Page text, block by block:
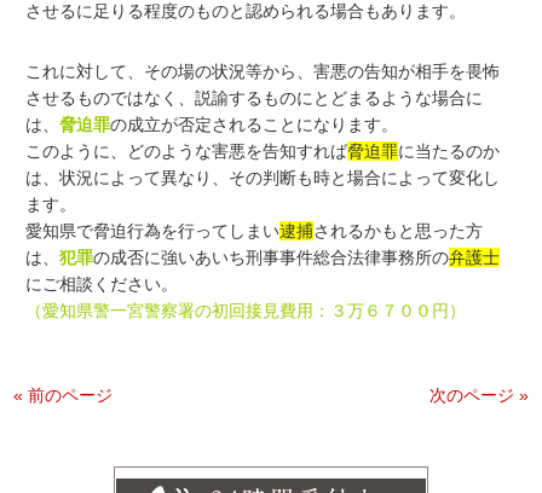
させるに足りる程度のものと認められる場合もあります。
これに対して、その場の状況等から、害悪の告知が相手を畏怖
させるものではなく、説諭するものにとどまるような場合に
は、脅迫罪の成立が否定されることになります。
このように、どのような害悪を告知すれば脅迫罪に当たるのか
は、状況によって異なり、その判断も時と場合によって変化し
ます。
愛知県で脅迫行為を行ってしまい逮捕されるかもと思った方
は、犯罪の成否に強いあいち刑事事件総合法律事務所の弁護士
にご相談ください。
（愛知県警一宮警察署の初回接見費用：３万６７００円）
« 前のページ 次のページ »